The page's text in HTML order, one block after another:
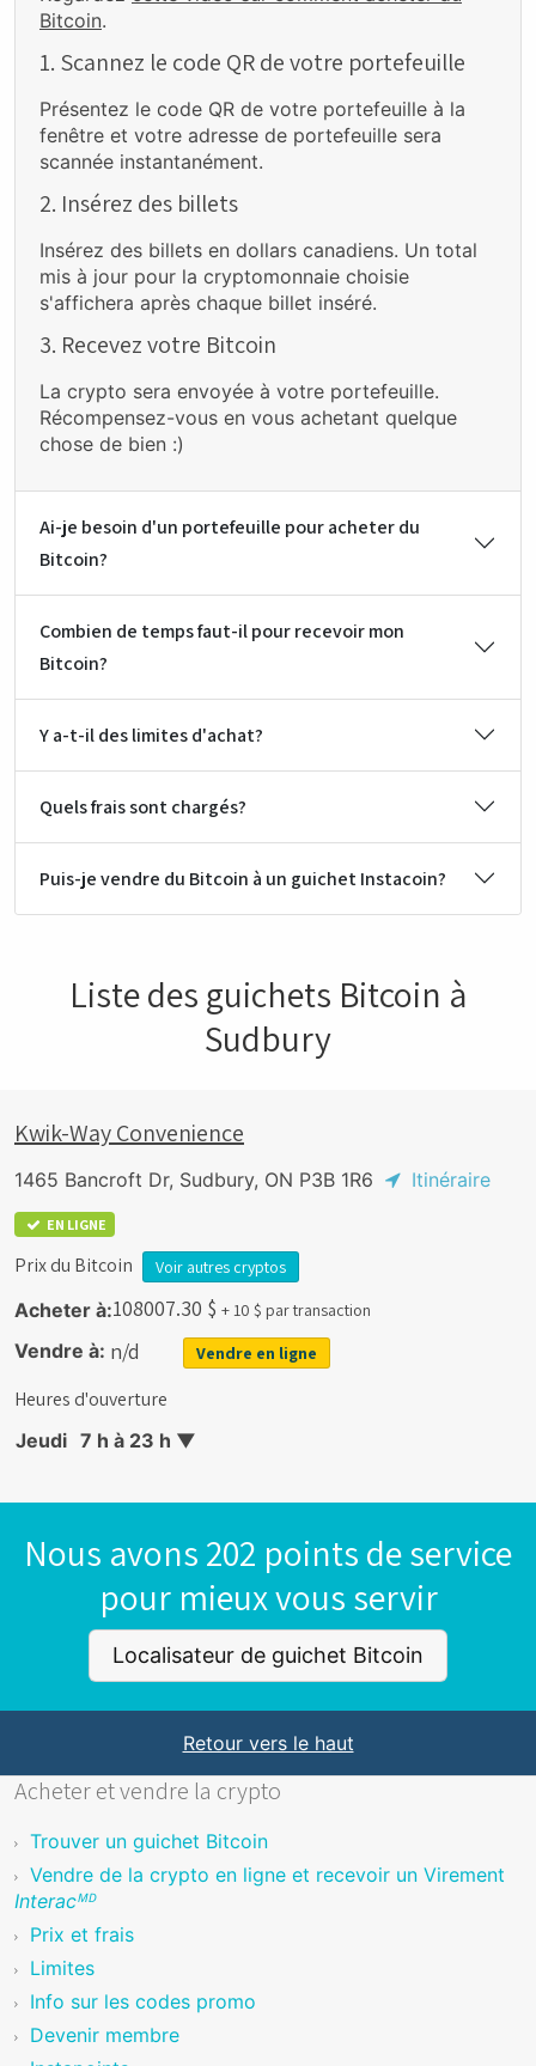
Bitcoin.
1. Scannez le code QR de votre portefeuille
Présentez le code QR de votre portefeuille à la
fenêtre et votre adresse de portefeuille sera
scannée instantanément.
2. Insérez des billets
Insérez des billets en dollars canadiens. Un total
mis à jour pour la cryptomonnaie choisie
s'affichera après chaque billet inséré.
3. Recevez votre Bitcoin
La crypto sera envoyée à votre portefeuille.
Récompensez-vous en vous achetant quelque
chose de bien :)
Ai-je besoin d'un portefeuille pour acheter du
Bitcoin?
Combien de temps faut-il pour recevoir mon
Bitcoin?
Y a-t-il des limites d'achat?
Quels frais sont chargés?
Puis-je vendre du Bitcoin à un guichet Instacoin?
Liste des guichets Bitcoin à
Sudbury
Kwik-Way Convenience
1465 Bancroft Dr, Sudbury, ON P3B 1R6 Itinéraire
EN LIGNE
Prix du Bitcoin Voir autres cryptos
Acheter à:108007.30 $ + 10 $ par transaction
Vendre à: n/d Vendre en ligne
Heures d'ouverture
Jeudi 7 h à 23 h ▼
Nous avons 202 points de service
pour mieux vous servir
Localisateur de guichet Bitcoin
Retour vers le haut
Acheter et vendre la crypto
Trouver un guichet Bitcoin
Vendre de la crypto en ligne et recevoir un Virement
Interacᴹᴰ
Prix et frais
Limites
Info sur les codes promo
Devenir membre